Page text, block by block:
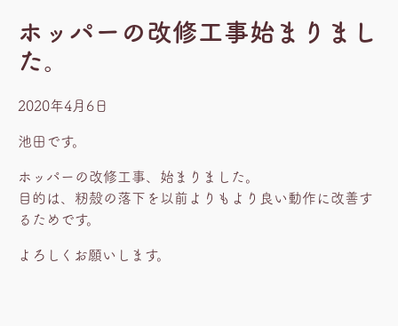
ホッパーの改修工事始まりまし
た。
2020年4月6日
池田です。
ホッパーの改修工事、始まりました。
目的は、籾殻の落下を以前よりもより良い動作に改善す
るためです。
よろしくお願いします。